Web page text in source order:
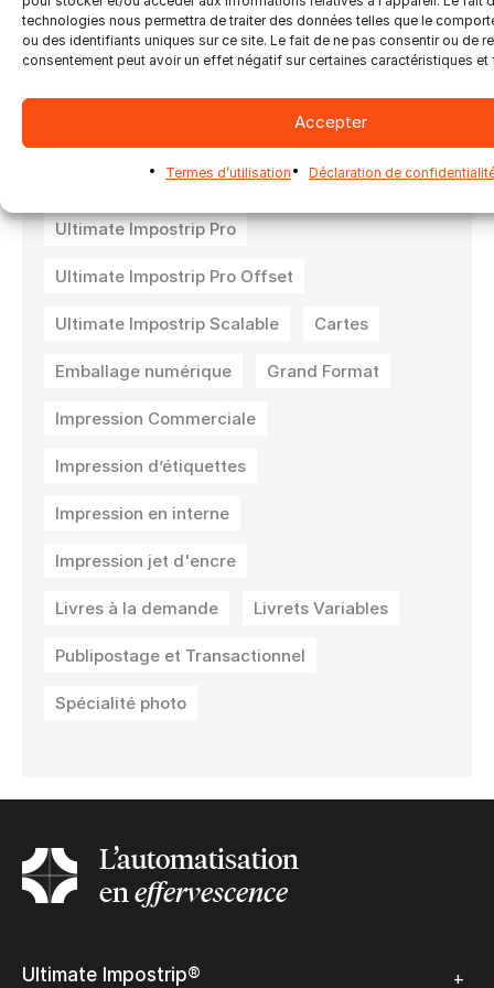
technologies nous permettra de traiter des données telles que le
ou des identifiants uniques sur ce site. Le fait de ne pas consentir ou de
consentement peut avoir un effet négatif sur certaines caractéristiques
Accepter
Termes d’utilisation Déclaration de
Ultimate Impostrip Automation
Ultimate Impostrip Must
Ultimate Impostrip Pro
Ultimate Impostrip Pro Offset
Ultimate Impostrip Scalable Cartes
Emballage numérique Grand Format
Impression Commerciale
Impression d’étiquettes
Impression en interne
Impression jet d'encre
Livres à la demande Livrets Variables
Publipostage et Transactionnel
Spécialité photo
L’automatisation
eneffervescence
Ultimate Impostrip®